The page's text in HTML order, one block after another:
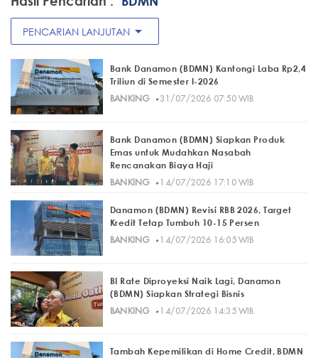
PENCARIAN LANJUTAN arrow_drop_down
Bank Danamon (BDMN) Kantongi Laba Rp2,4
Triliun di Semester I-2026
BANKING· 31/07/2026 07:50 WIB
Bank Danamon (BDMN) Siapkan Produk
Emas untuk Mudahkan Nasabah
Rencanakan Biaya Haji
BANKING· 14/07/2026 17:10 WIB
Danamon (BDMN) Revisi RBB 2026, Target
Kredit Tetap Tumbuh 10-15 Persen
BANKING· 14/07/2026 16:05 WIB
BI Rate Diproyeksi Naik Lagi, Danamon
(BDMN) Siapkan Strategi Bisnis
BANKING· 14/07/2026 14:35 WIB
Tambah Kepemilikan di Home Credit, BDMN